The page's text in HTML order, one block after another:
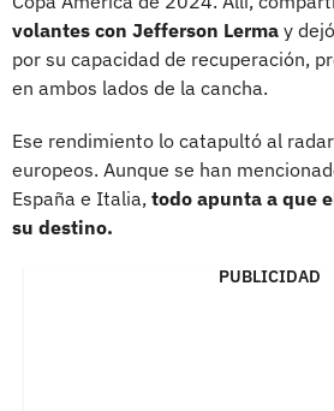
volantes con Jefferson Lerma y
por su capacidad de recuperación,
en ambos lados de la cancha.
Ese rendimiento lo catapultó al
europeos. Aunque se han
España e Italia, todo apunta a que
su destino.
PUBLICIDAD